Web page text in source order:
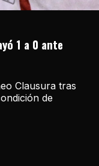
1 a 0 ante
Clausura tras
de